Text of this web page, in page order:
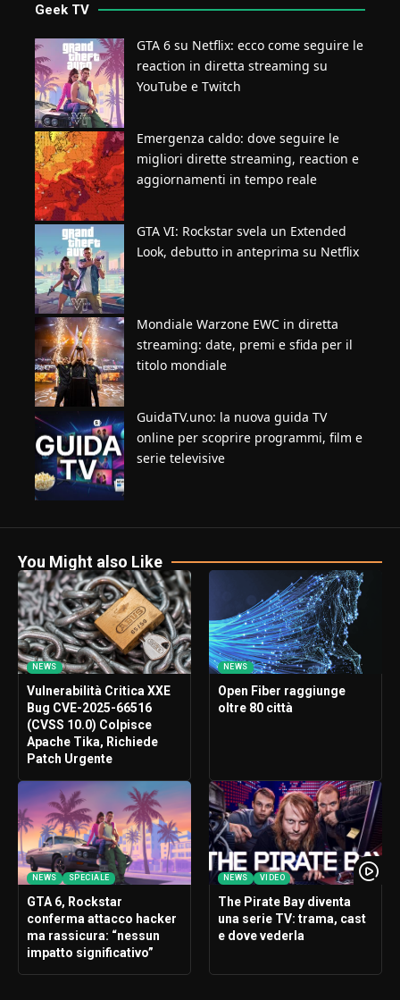
Geek TV
GTA 6 su Netflix: ecco come seguire le
reaction in diretta streaming su
YouTube e Twitch
Emergenza caldo: dove seguire le
migliori dirette streaming, reaction e
aggiornamenti in tempo reale
GTA VI: Rockstar svela un Extended
Look, debutto in anteprima su Netflix
Mondiale Warzone EWC in diretta
streaming: date, premi e sfida per il
titolo mondiale
GuidaTV.uno: la nuova guida TV
online per scoprire programmi, film e
serie televisive
You Might also Like
NEWS
Vulnerabilità Critica XXE
Bug CVE-2025-66516
(CVSS 10.0) Colpisce
Apache Tika, Richiede
Patch Urgente
NEWS
Open Fiber raggiunge
oltre 80 città
NEWS SPECIALE
GTA 6, Rockstar
conferma attacco hacker
ma rassicura: “nessun
impatto significativo”
NEWS VIDEO
The Pirate Bay diventa
una serie TV: trama, cast
e dove vederla